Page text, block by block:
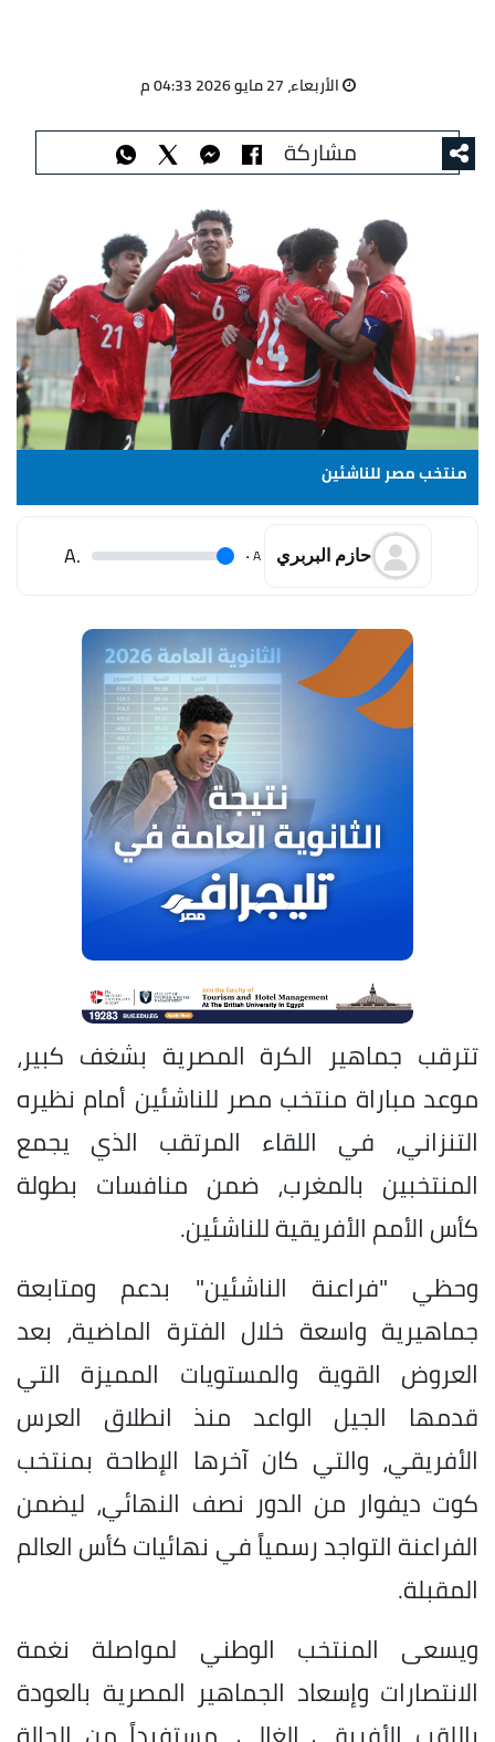
الأربعاء، 27 مايو 2026 04:33 م
مشاركة
منتخب مصر للناشئين
حازم البربري A
.
.A
​تترقب جماهير الكرة المصرية بشغف كبير،
موعد مباراة منتخب مصر للناشئين أمام نظيره
التنزاني، في اللقاء المرتقب الذي يجمع
المنتخبين بالمغرب، ضمن منافسات بطولة
كأس الأمم الأفريقية للناشئين.
​وحظي "فراعنة الناشئين" بدعم ومتابعة
جماهيرية واسعة خلال الفترة الماضية، بعد
العروض القوية والمستويات المميزة التي
قدمها الجيل الواعد منذ انطلاق العرس
الأفريقي، والتي كان آخرها الإطاحة بمنتخب
كوت ديفوار من الدور نصف النهائي، ليضمن
الفراعنة التواجد رسمياً في نهائيات كأس العالم
المقبلة.
​ويسعى المنتخب الوطني لمواصلة نغمة
الانتصارات وإسعاد الجماهير المصرية بالعودة